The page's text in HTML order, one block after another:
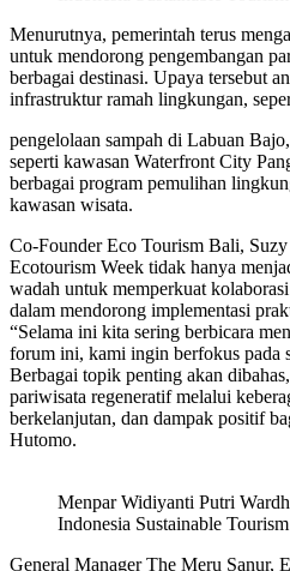
Menurutnya, pemerintah terus
untuk mendorong pengembangan
berbagai destinasi. Upaya tersebut
infrastruktur ramah lingkungan,
pengelolaan sampah di Labuan
seperti kawasan Waterfront City
berbagai program pemulihan
kawasan wisata.
Co-Founder Eco Tourism Bali,
Ecotourism Week tidak hanya
wadah untuk memperkuat
dalam mendorong implementasi
“Selama ini kita sering berbicara
forum ini, kami ingin berfokus pada
Berbagai topik penting akan
pariwisata regeneratif melalui
berkelanjutan, dan dampak positif
Hutomo.
Menpar Widiyanti Putri
Indonesia Sustainable
General Manager The Meru Sanur,